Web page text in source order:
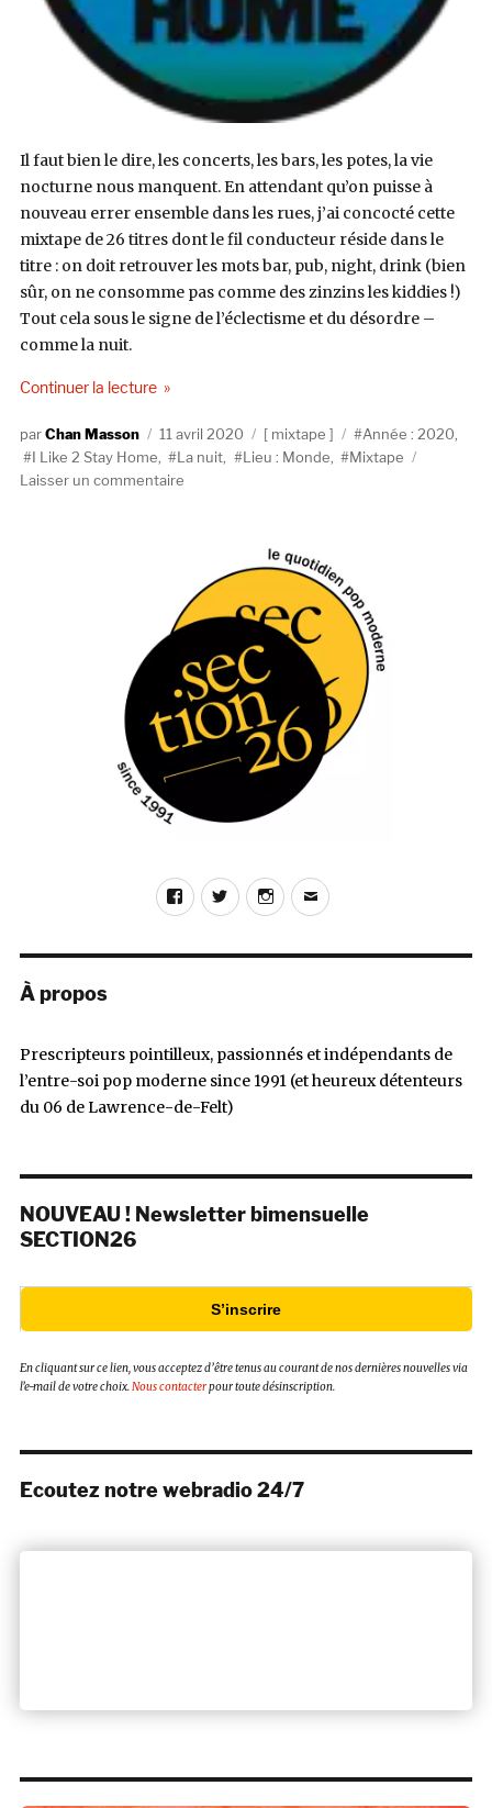
Il faut bien le dire, les concerts, les bars, les potes, la vie
nocturne nous manquent. En attendant qu’on puisse à
nouveau errer ensemble dans les rues, j’ai concocté cette
mixtape de 26 titres dont le fil conducteur réside dans le
titre : on doit retrouver les mots bar, pub, night, drink (bien
sûr, on ne consomme pas comme des zinzins les kiddies !)
Tout cela sous le signe de l’éclectisme et du désordre –
comme la nuit.
Continuer la lecturede « I Like 2 Stay Home #24 : La Nuit »
AuteurChan Masson
Publié
le
11 avril 2020 Catégories
mixtape Étiquettes
Année : 2020
I Like 2 Stay Home
La nuit Lieu : Monde
Mixtape
Laisser un commentairesur
Home
#24
La
Nuit
FacebookTwitterInstagram
E-
À propos
Prescripteurs pointilleux, passionnés et indépendants de
l’entre-soi pop moderne since 1991 (et heureux détenteurs
du 06 de Lawrence-de-Felt)
NOUVEAU ! Newsletter bimensuelle
SECTION26
S’inscrire
En cliquant sur ce lien, vous acceptez d’être tenus au courant de nos dernières nouvelles via
l’e-mail de votre choix.Nous contacterpour toute désinscription.
Ecoutez notre webradio 24/7